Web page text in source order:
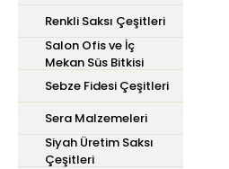
Renkli Saksı Çeşitleri
Salon Ofis ve İç
Mekan Süs Bitkisi
Sebze Fidesi Çeşitleri
Sera Malzemeleri
Siyah Üretim Saksı
Çeşitleri